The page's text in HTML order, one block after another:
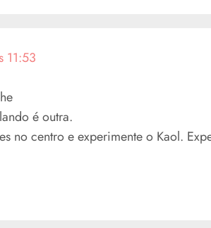
11:53
é outra.
no centro e experimente o Kaol.